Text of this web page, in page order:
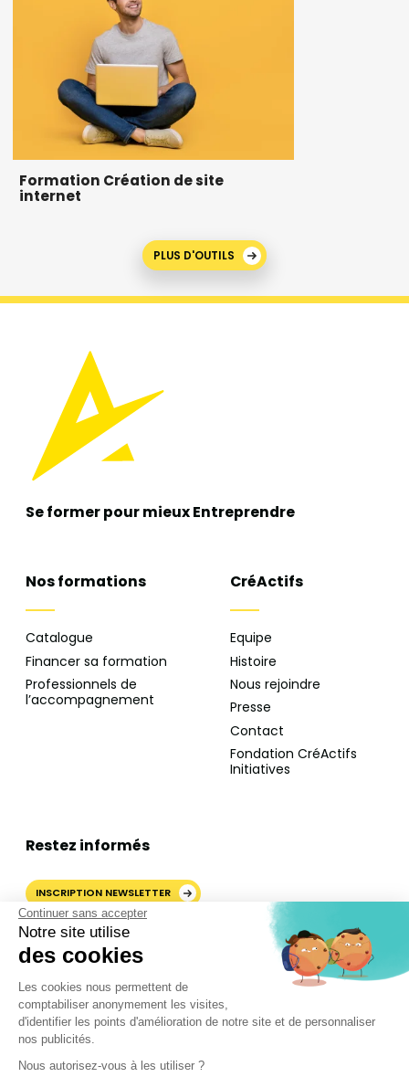
Continuer sans accepter
Notre site utilise
des cookies
Les cookies nous permettent de
comptabiliser anonymement les visites,
d'identifier les points d'amélioration de notre site et de personnaliser
nos publicités.
Nous autorisez-vous à les utiliser ?
Formation Création de site
internet
PLUS D'OUTILS
Se former pour mieuxEntreprendre
Nos formations
Catalogue
Financer sa formation
Professionnels de
l’accompagnement
CréActifs
Equipe
Histoire
Nous rejoindre
Presse
Contact
Fondation CréActifs
Initiatives
Restez informés
INSCRIPTION NEWSLETTER
AJOUTER CRÉACTIFS COMME
SOURCE PRÉFÉRÉE SUR
GOOGLE
©2024 CréActifs. Tous droits réservés.